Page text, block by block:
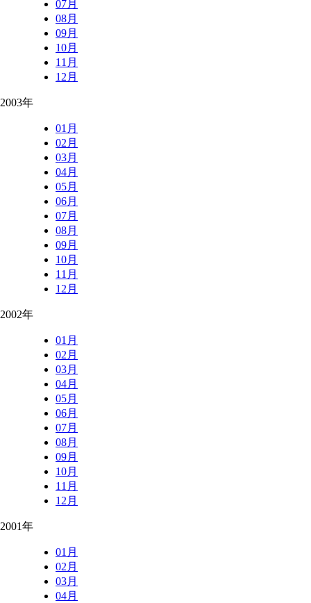
07月
08月
09月
10月
11月
12月
2003年
01月
02月
03月
04月
05月
06月
07月
08月
09月
10月
11月
12月
2002年
01月
02月
03月
04月
05月
06月
07月
08月
09月
10月
11月
12月
2001年
01月
02月
03月
04月